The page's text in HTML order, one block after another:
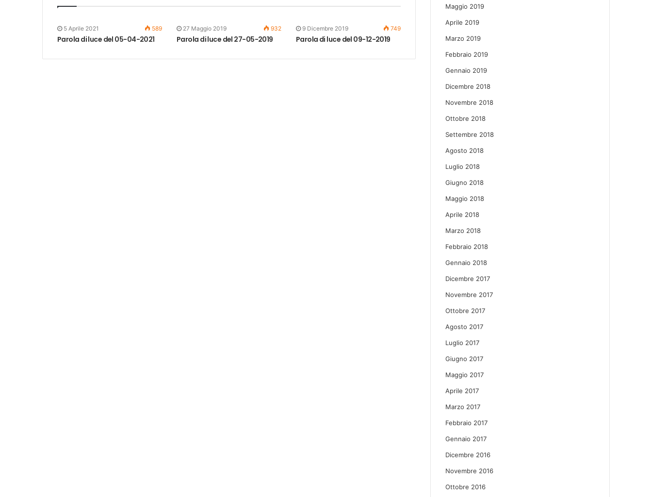
5 Aprile 2021 589
Parola di luce del 05-04-2021
27 Maggio 2019 932
Parola di luce del 27-05-2019
9 Dicembre 2019 749
Parola di luce del 09-12-2019
Maggio 2019
Aprile 2019
Marzo 2019
Febbraio 2019
Gennaio 2019
Dicembre 2018
Novembre 2018
Ottobre 2018
Settembre 2018
Agosto 2018
Luglio 2018
Giugno 2018
Maggio 2018
Aprile 2018
Marzo 2018
Febbraio 2018
Gennaio 2018
Dicembre 2017
Novembre 2017
Ottobre 2017
Agosto 2017
Luglio 2017
Giugno 2017
Maggio 2017
Aprile 2017
Marzo 2017
Febbraio 2017
Gennaio 2017
Dicembre 2016
Novembre 2016
Ottobre 2016